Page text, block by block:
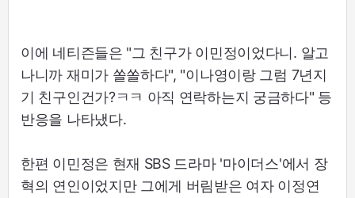
이에 네티즌들은 "그 친구가 이민정이었다니. 알고
나니까 재미가 쏠쏠하다", "이나영이랑 그럼 7년지
기 친구인건가?ㅋㅋ 아직 연락하는지 궁금하다" 등
반응을 나타냈다.
한편 이민정은 현재 SBS 드라마 '마이더스'에서 장
혁의 연인이었지만 그에게 버림받은 여자 이정연